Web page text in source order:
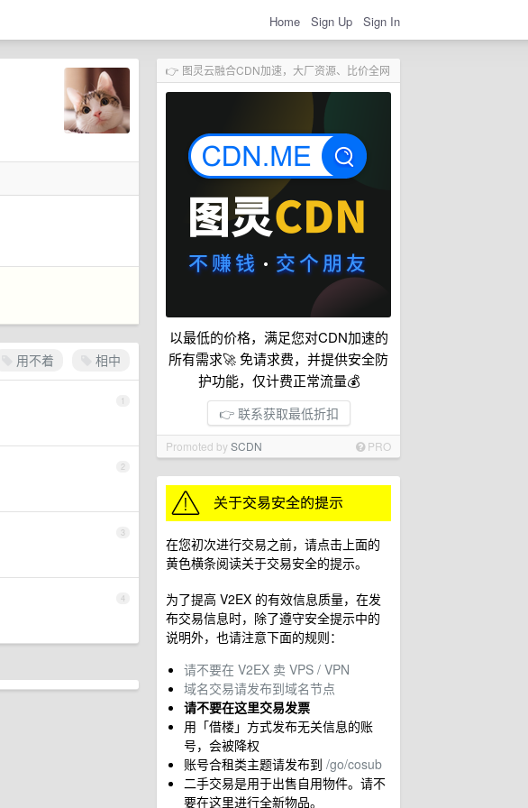
Home Sign Up Sign In
👉 图灵云融合CDN加速，大厂资源、比价全网
以最低的价格，满足您对CDN加速的
所有需求🚀 免请求费，并提供安全防
护功能，仅计费正常流量💰
👉 联系获取最低折扣
Promoted bySCDN PRO
在您初次进行交易之前，请点击上面的
黄色横条阅读关于交易安全的提示。
为了提高 V2EX 的有效信息质量，在发
布交易信息时，除了遵守安全提示中的
说明外，也请注意下面的规则：
请不要在 V2EX 卖 VPS / VPN
域名交易请发布到域名节点
请不要在这里交易发票
用「借楼」方式发布无关信息的账
号，会被降权
账号合租类主题请发布到 /go/cosub
二手交易是用于出售自用物件。请不
要在这里进行全新物品。
用不着 相中
1
2
3
4